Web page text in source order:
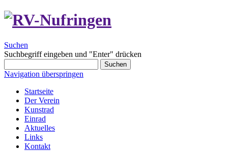
Suchen
Suchbegriff eingeben und "Enter" drücken
Suchen
Navigation überspringen
Startseite
Der Verein
Kunstrad
Einrad
Aktuelles
Links
Kontakt